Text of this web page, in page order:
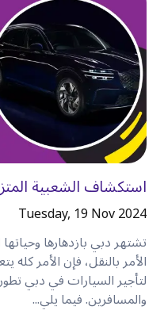
اجعل رحلات نهاية
يمنحك الإقامة في
بسهولة بالسيارة إلى
يستمتع العديد من الزوار
•أبو ظبي.
• حتا.
•القدرا.
•الفجيرة.
•رأس الخيمة.
تمنحك سيارة الإيجار
والاستمتاع بالرحلة
استكشاف الشعبية
Tuesday, 19 Nov 2024
تشتهر دبي بازدهارها
الأمر بالنقل، فإن الأمر كله
لتأجير السيارات في دبي
والمسافرين. فيما يلي...